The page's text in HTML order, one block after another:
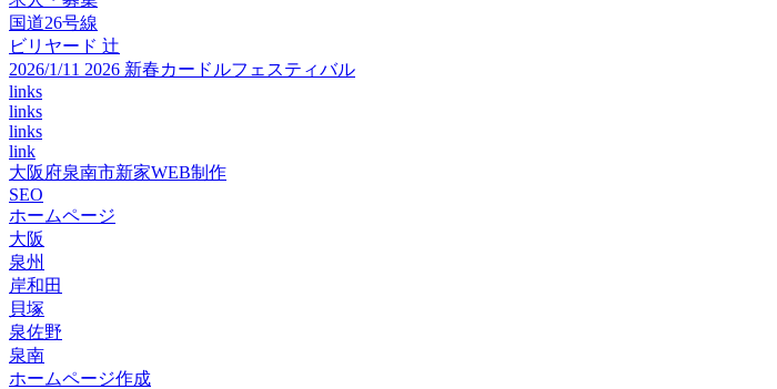
国道26号線
ビリヤード 辻
2026/1/11 2026 新春カードルフェスティバル
links
links
links
link
大阪府泉南市新家WEB制作
SEO
ホームページ
大阪
泉州
岸和田
貝塚
泉佐野
泉南
ホームページ作成